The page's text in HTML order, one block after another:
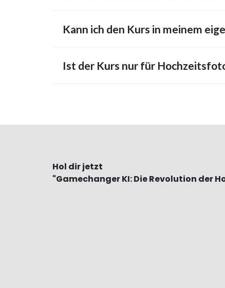
Kann ich den Kurs in meinem
Ist der Kurs nur für
Hol dir jetzt
"Gamechanger KI: Die Revolution der